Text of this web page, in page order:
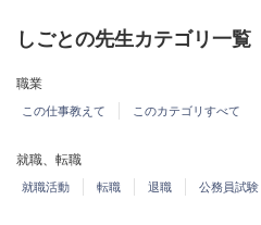
しごとの先生カテゴリ一覧
職業
この仕事教えて このカテゴリすべて
就職、転職
就職活動 転職 退職 公務員試験